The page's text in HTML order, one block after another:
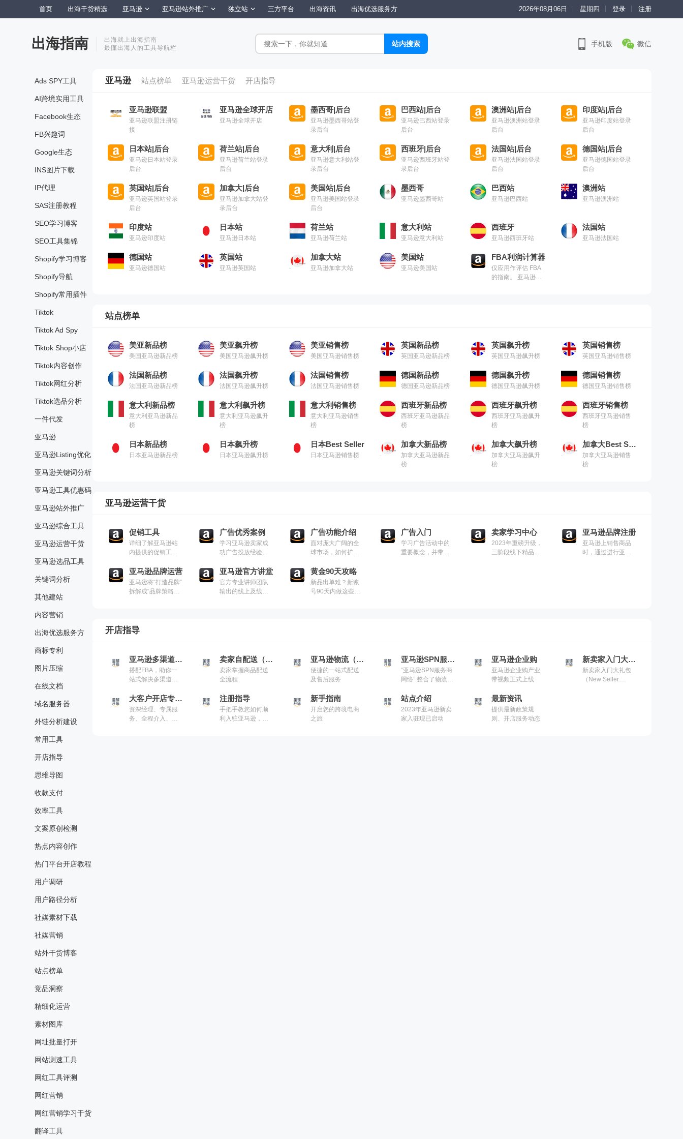
首页 出海干货精选 亚马逊 亚马逊站外推广 独立站 三方平台 出海资讯 出海优选服务方 2026年08月06日 星期四 登录 注册
出海指南
出海就上出海指南
最懂出海人的工具导航栏
手机版 微信
Ads SPY工具
AI跨境实用工具
Facebook生态
FB兴趣词
Google生态
INS图片下载
IP代理
SAS注册教程
SEO学习博客
SEO工具集锦
Shopify学习博客
Shopify导航
Shopify常用插件
Tiktok
Tiktok Ad Spy
Tiktok Shop小店
Tiktok内容创作
Tiktok网红分析
Tiktok选品分析
一件代发
亚马逊
亚马逊Listing优化
亚马逊关键词分析
亚马逊工具优惠码
亚马逊站外推广
亚马逊综合工具
亚马逊运营干货
亚马逊选品工具
关键词分析
其他建站
内容营销
出海优选服务方
商标专利
图片压缩
在线文档
域名服务器
外链分析建设
常用工具
开店指导
思维导图
收款支付
效率工具
文案原创检测
热点内容创作
热门平台开店教程
用户调研
用户路径分析
社媒素材下载
社媒营销
站外干货博客
站点榜单
竞品洞察
精细化运营
素材图库
网址批量打开
网站测速工具
网红工具评测
网红营销
网红营销学习干货
翻译工具
亚马逊 站点榜单 亚马逊运营干货 开店指导
亚马逊联盟
亚马逊联盟注册链
接
亚马逊全球开店
亚马逊全球开店
墨西哥|后台
亚马逊墨西哥站登
录后台
巴西站|后台
亚马逊巴西站登录
后台
澳洲站|后台
亚马逊澳洲站登录
后台
印度站|后台
亚马逊印度站登录
后台
日本站|后台
亚马逊日本站登录
后台
荷兰站|后台
亚马逊荷兰站登录
后台
意大利|后台
亚马逊意大利站登
录后台
西班牙|后台
亚马逊西班牙站登
录后台
法国站|后台
亚马逊法国站登录
后台
德国站|后台
亚马逊德国站登录
后台
英国站|后台
亚马逊英国站登录
后台
加拿大|后台
亚马逊加拿大站登
录后台
美国站|后台
亚马逊美国站登录
后台
墨西哥
亚马逊墨西哥站
巴西站
亚马逊巴西站
澳洲站
亚马逊澳洲站
印度站
亚马逊印度站
日本站
亚马逊日本站
荷兰站
亚马逊荷兰站
意大利站
亚马逊意大利站
西班牙
亚马逊西班牙站
法国站
亚马逊法国站
德国站
亚马逊德国站
英国站
亚马逊英国站
加拿大站
亚马逊加拿大站
美国站
亚马逊美国站
FBA利润计算器
仅应用作评估 FBA
的指南。 亚马逊不
站点榜单
美亚新品榜
美国亚马逊新品榜
美亚飙升榜
美国亚马逊飙升榜
美亚销售榜
美国亚马逊销售榜
英国新品榜
英国亚马逊新品榜
英国飙升榜
英国亚马逊飙升榜
英国销售榜
英国亚马逊销售榜
法国新品榜
法国亚马逊新品榜
法国飙升榜
法国亚马逊飙升榜
法国销售榜
法国亚马逊销售榜
德国新品榜
德国亚马逊新品榜
德国飙升榜
德国亚马逊飙升榜
德国销售榜
德国亚马逊销售榜
意大利新品榜
意大利亚马逊新品
榜
意大利飙升榜
意大利亚马逊飙升
榜
意大利销售榜
意大利亚马逊销售
榜
西班牙新品榜
西班牙亚马逊新品
榜
西班牙飙升榜
西班牙亚马逊飙升
榜
西班牙销售榜
西班牙亚马逊销售
榜
日本新品榜
日本亚马逊新品榜
日本飙升榜
日本亚马逊飙升榜
日本Best Seller
日本亚马逊销售榜
加拿大新品榜
加拿大亚马逊新品
榜
加拿大飙升榜
加拿大亚马逊飙升
榜
加拿大Best Seller
加拿大亚马逊销售
榜
亚马逊运营干货
促销工具
详细了解亚马逊站
内提供的促销工
广告优秀案例
学习亚马逊卖家成
功广告投放经验及
广告功能介绍
面对庞大广阔的全
球市场，如何扩大
让您的商品更多的
出现在消费者面
前，从而激发购买
通过影响顾客购物
的每个环节，精准
导流，高效转化，
广告入门
学习广告活动中的
重要概念，并带您
卖家学习中心
2023年重磅升级，
三阶段线下精品课
亚马逊品牌注册
亚马逊上销售商品
时，通过进行亚马
亚马逊品牌运营
亚马逊将“打造品牌”
拆解成“品牌策略、
块，形成品牌运营
牌工具，帮助您更
快捷、全面地了解
亚马逊为品牌卖家
成长所提供的资源
亚马逊官方讲堂
官方专业讲师团队
输出的线上及线下
速业务启动，突破
业绩瓶颈和增强风
险管理
黄金90天攻略
新品出单难？新账
号90天内做这些，1
开店指导
亚马逊多渠道配送（MCF）
搭配FBA，助你一
站式解决多渠道仓
卖家自配送（MFN）
卖家掌握商品配送
全流程
亚马逊物流（FBA）
便捷的一站式配送
及售后服务
亚马逊SPN服务商
“亚马逊SPN服务商
网络” 整合了物流，
务，运营支持，广
告优化等第三方服
务商信息，为亚马
亚马逊企业购
亚马逊企业购产业
带视频正式上线
新卖家入门大礼包
新卖家入门大礼包
（New Seller
大客户开店专享通道
资深经理、专属服
务、全程介入、实
注册指导
手把手教您如何顺
利入驻亚马逊，助
新手指南
开启您的跨境电商
之旅
站点介绍
2023年亚马逊新卖
家入驻现已启动
最新资讯
提供最新政策规
则、开店服务动态